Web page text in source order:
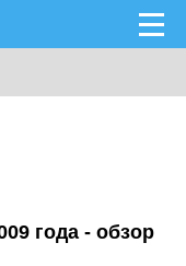
года - обзор